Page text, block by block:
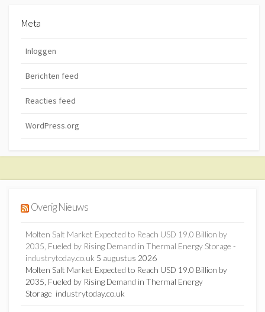
Meta
Inloggen
Berichten feed
Reacties feed
WordPress.org
Overig Nieuws
Molten Salt Market Expected to Reach USD 19.0 Billion by
2035, Fueled by Rising Demand in Thermal Energy Storage -
industrytoday.co.uk 5 augustus 2026
Molten Salt Market Expected to Reach USD 19.0 Billion by
2035, Fueled by Rising Demand in Thermal Energy
Storage industrytoday.co.uk